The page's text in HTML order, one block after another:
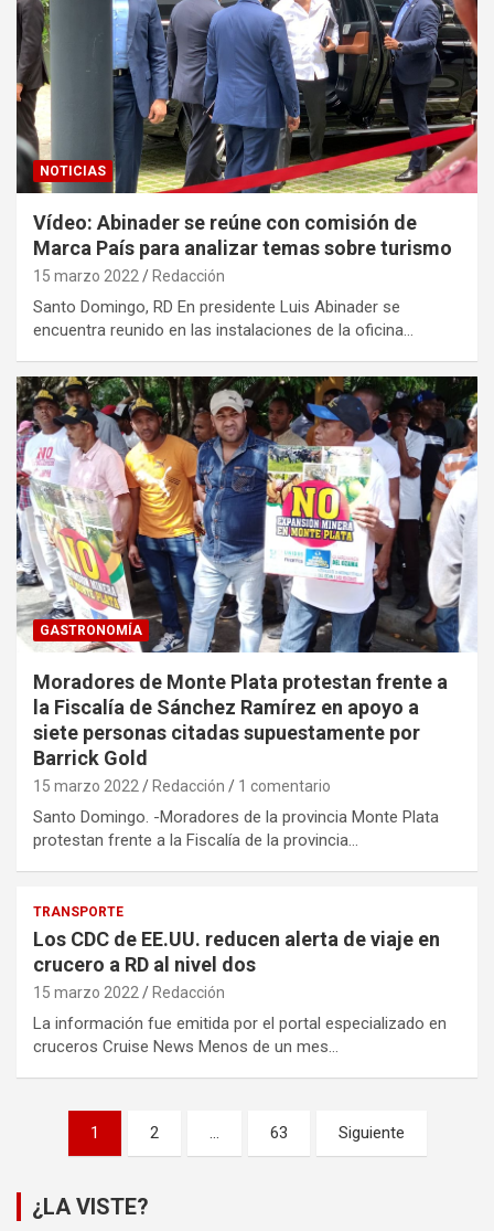
NOTICIAS
Vídeo: Abinader se reúne con comisión de
Marca País para analizar temas sobre turismo
15 marzo 2022 Redacción
Santo Domingo, RD En presidente Luis Abinader se
encuentra reunido en las instalaciones de la oficina…
GASTRONOMÍA
Moradores de Monte Plata protestan frente a
la Fiscalía de Sánchez Ramírez en apoyo a
siete personas citadas supuestamente por
Barrick Gold
15 marzo 2022 Redacción 1 comentario
Santo Domingo. -Moradores de la provincia Monte Plata
protestan frente a la Fiscalía de la provincia…
TRANSPORTE
Los CDC de EE.UU. reducen alerta de viaje en
crucero a RD al nivel dos
15 marzo 2022 Redacción
La información fue emitida por el portal especializado en
cruceros Cruise News Menos de un mes…
Paginación
entradas
1 2 … 63 Siguiente
¿LA VISTE?